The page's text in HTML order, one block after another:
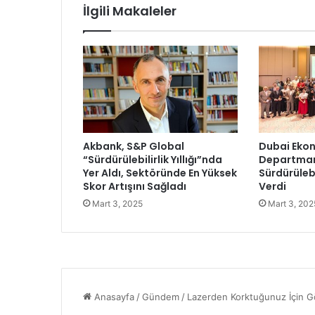
f
r
e
z
e
s
i
n
d
e
e
r
e
ü
İlgili Makaleler
Akbank, S&P Global
“Sürdürülebilirlik Yıllığı”nda
Yer Aldı, Sektöründe En Yüksek
Skor Artışını Sağladı
Mart 3, 2025
Dubai
Verdi
Mart 3,